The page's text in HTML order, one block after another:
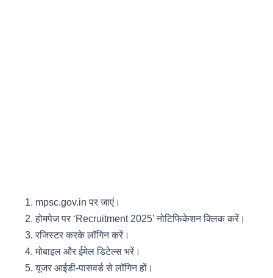
mpsc.gov.in पर जाएं।
होमपेज पर ‘Recruitment 2025’ नोटिफिकेशन क्लिक करें।
रजिस्टर करके लॉगिन करें।
मोबाइल और ईमेल डिटेल्स भरें।
यूजर आईडी-पासवर्ड से लॉगिन हों।